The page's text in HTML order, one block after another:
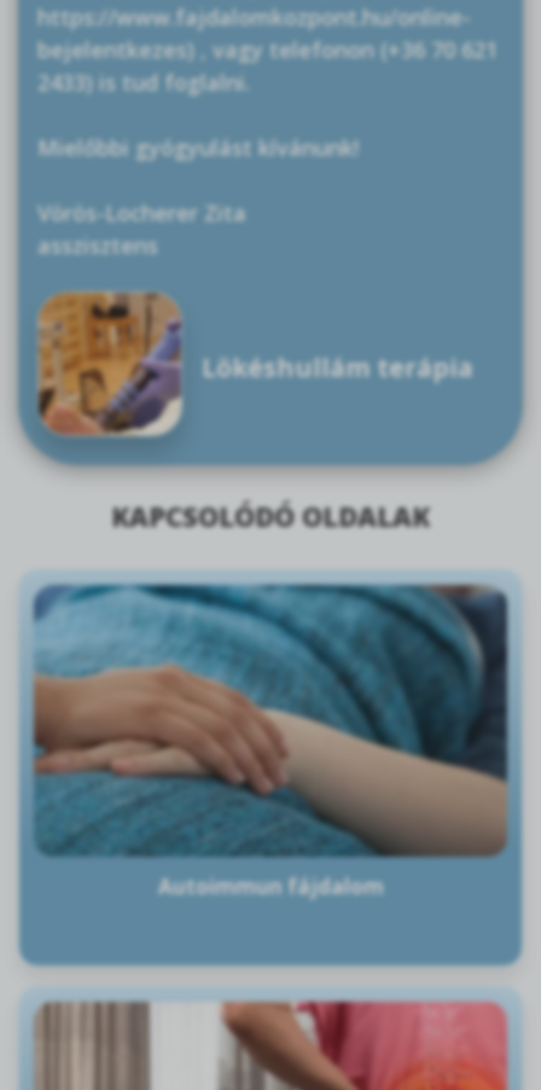
https://www.fajdalomkozpont.hu/online-
bejelentkezes) , vagy telefonon (+36 70 621
2433) is tud foglalni.
Mielőbbi gyógyulást kívánunk!
Vörös-Locherer Zita
asszisztens
Lökéshullám terápia
KAPCSOLÓDÓ OLDALAK
Autoimmun fájdalom